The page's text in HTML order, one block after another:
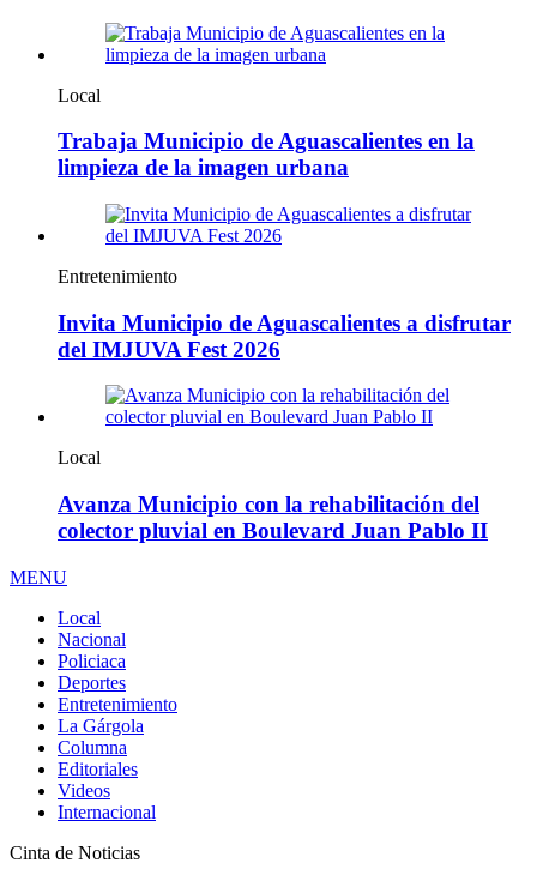
Local
Trabaja Municipio de Aguascalientes en la
limpieza de la imagen urbana
Entretenimiento
Invita Municipio de Aguascalientes a disfrutar
del IMJUVA Fest 2026
Local
Avanza Municipio con la rehabilitación del
colector pluvial en Boulevard Juan Pablo II
MENU
Local
Nacional
Policiaca
Deportes
Entretenimiento
La Gárgola
Columna
Editoriales
Videos
Internacional
Cinta de Noticias